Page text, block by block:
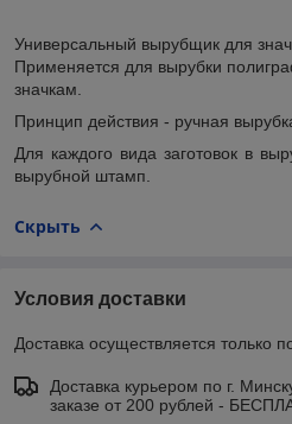
Универсальный вырубщик для
Применяется для вырубки
значкам.
Принцип действия - ручная
Для каждого вида заготовок в
вырубной штамп.
Скрыть
Условия доставки
Доставка осуществляется только
Доставка курьером по г.
заказе от 200 рублей -